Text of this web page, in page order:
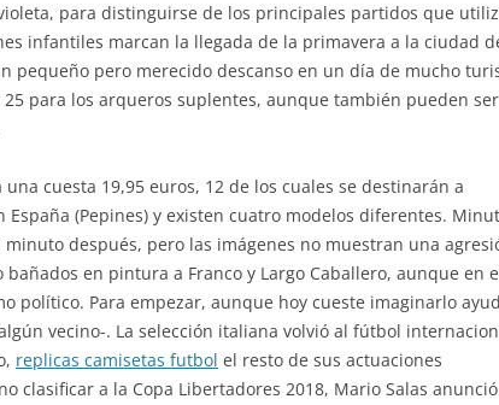
para distinguirse de los principales partidos que
infantiles marcan la llegada de la primavera a la ciudad
pequeño pero merecido descanso en un día de mucho
para los arqueros suplentes, aunque también pueden
cuesta 19,95 euros, 12 de los cuales se destinarán a
(Pepines) y existen cuatro modelos diferentes.
después, pero las imágenes no muestran una
en pintura a Franco y Largo Caballero, aunque en
político. Para empezar, aunque hoy cueste imaginarlo
vecino-. La selección italiana volvió al fútbol
replicas camisetas futbol el resto de sus actuaciones
clasificar a la Copa Libertadores 2018, Mario Salas